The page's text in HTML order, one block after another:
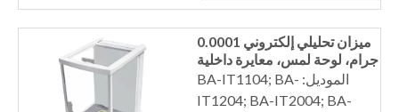
ميزان تحليلي إلكتروني 0.0001
جرام، لوحة لمس، معايرة داخلية
الموديل: BA-IT1104; BA-
IT1204; BA-IT2004; BA-